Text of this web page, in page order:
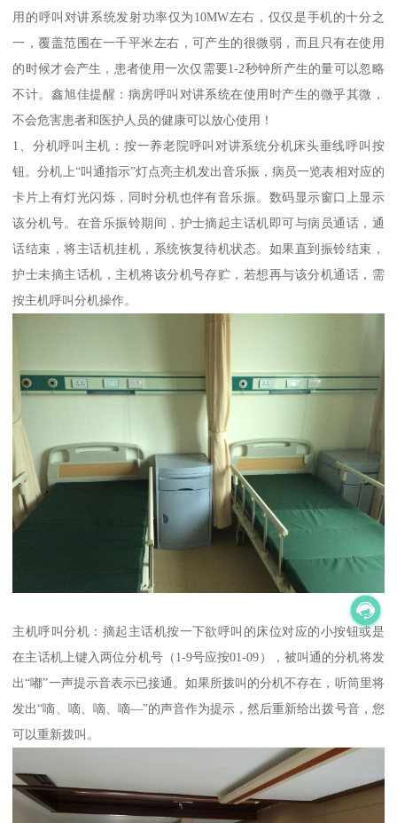
用的呼叫对讲系统发射功率仅为10MW左右，仅仅是手机的十分之
一，覆盖范围在一千平米左右，可产生的很微弱，而且只有在使用
的时候才会产生，患者使用一次仅需要1-2秒钟所产生的量可以忽略
不计。鑫旭佳提醒：病房呼叫对讲系统在使用时产生的微乎其微，
不会危害患者和医护人员的健康可以放心使用！
1、分机呼叫主机：按一养老院呼叫对讲系统分机床头垂线呼叫按
钮。分机上“叫通指示”灯点亮主机发出音乐振，病员一览表相对应的
卡片上有灯光闪烁，同时分机也伴有音乐振。数码显示窗口上显示
该分机号。在音乐振铃期间，护士摘起主话机即可与病员通话，通
话结束，将主话机挂机，系统恢复待机状态。如果直到振铃结束，
护士未摘主话机，主机将该分机号存贮，若想再与该分机通话，需
按主机呼叫分机操作。
主机呼叫分机：摘起主话机按一下欲呼叫的床位对应的小按钮或是
在主话机上键入两位分机号（1-9号应按01-09），被叫通的分机将发
出“嘟”一声提示音表示已接通。如果所拨叫的分机不存在，听筒里将
发出“嘀、嘀、嘀、嘀—”的声音作为提示，然后重新给出拨号音，您
可以重新拨叫。